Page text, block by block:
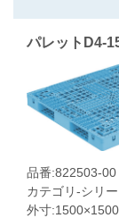
パレットD4-
品番:822503-00
カテゴリ-シリ
外寸